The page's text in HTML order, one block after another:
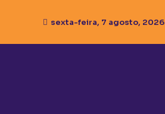
sexta-feira, 7 agosto, 2026